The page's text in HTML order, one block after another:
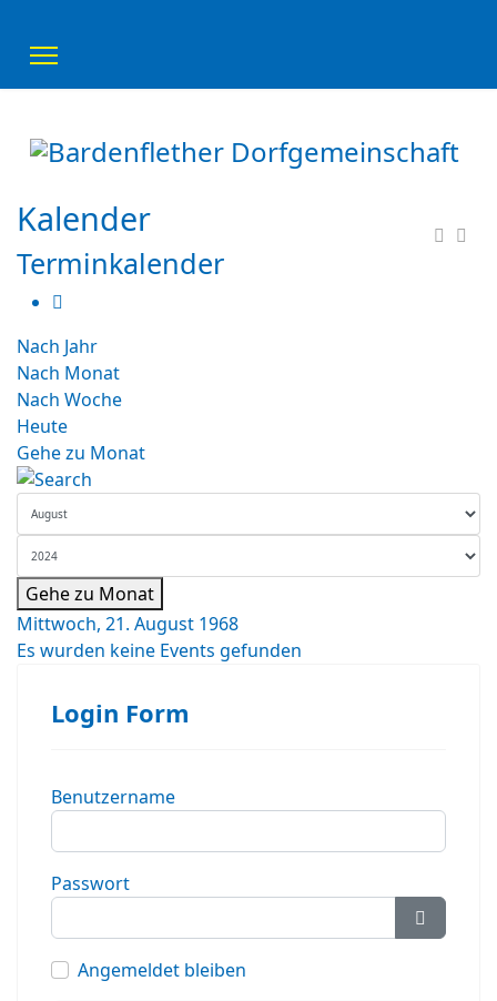
Kalender
Terminkalender
Nach Jahr
Nach Monat
Nach Woche
Heute
Gehe zu Monat
Gehe zu Monat
Mittwoch, 21. August 1968
Es wurden keine Events gefunden
Login Form
Benutzername
Passwort
Angemeldet bleiben